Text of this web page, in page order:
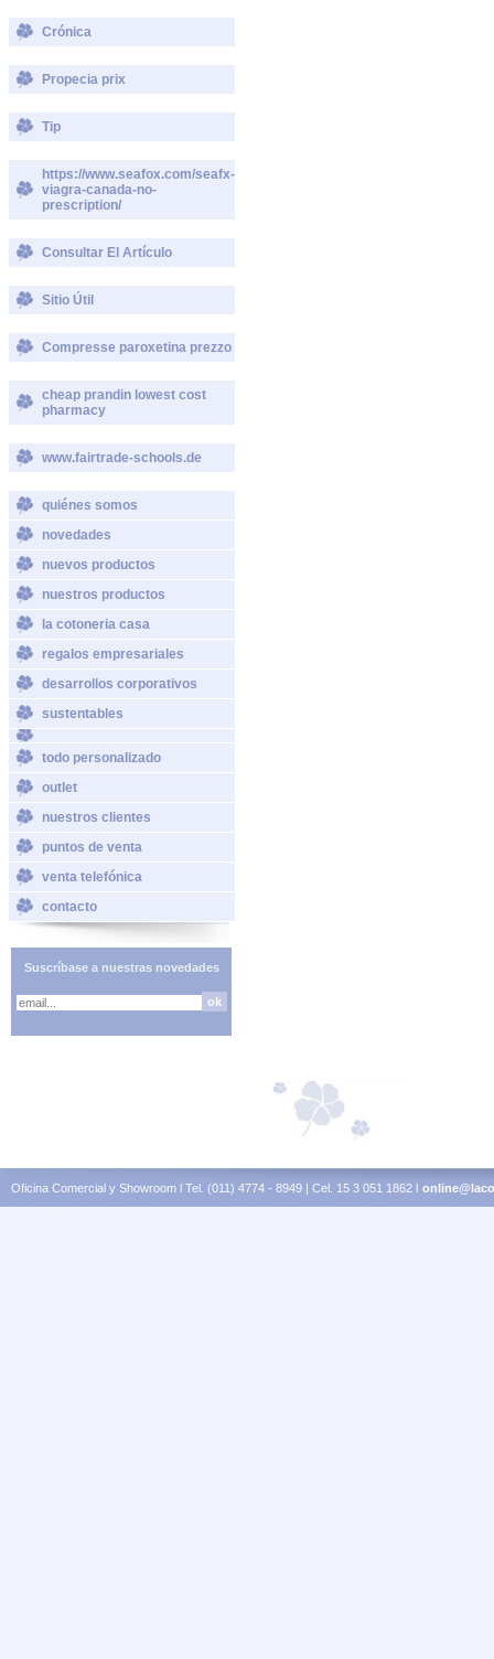
Crónica
Propecia prix
Tip
https://www.seafox.com/seafx-
viagra-canada-no-
prescription/
Consultar El Artículo
Sitio Útil
Compresse paroxetina prezzo
cheap prandin lowest cost
pharmacy
www.fairtrade-schools.de
quiénes somos
novedades
nuevos productos
nuestros productos
la cotoneria casa
regalos empresariales
desarrollos corporativos
sustentables
todo personalizado
outlet
nuestros clientes
puntos de venta
venta telefónica
contacto
Suscríbase a nuestras novedades
Oficina Comercial y Showroom l Tel. (011) 4774 - 8949 | Cel. 15 3 051 1862 l